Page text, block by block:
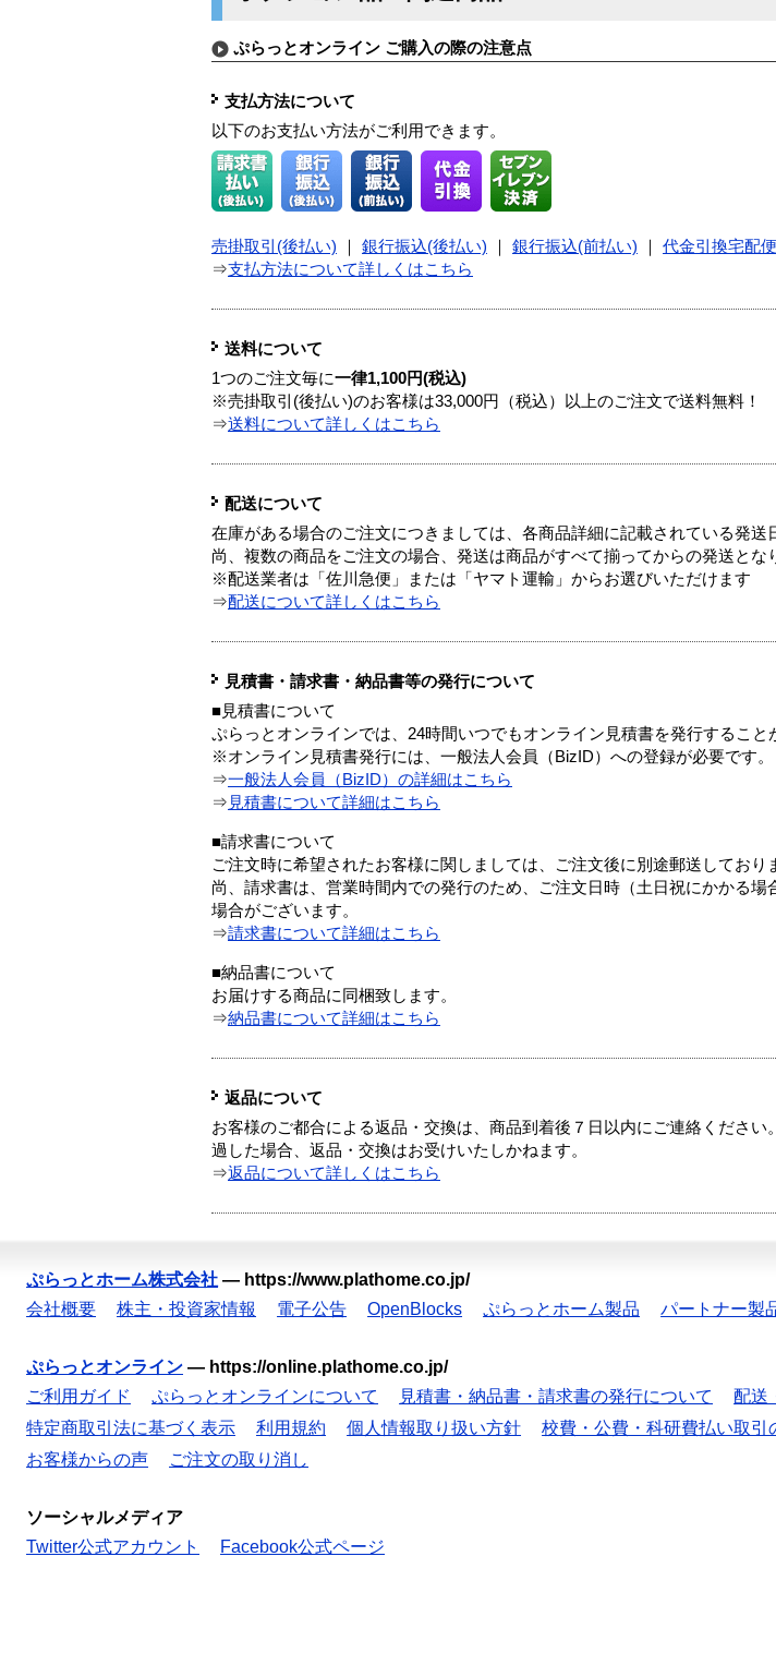
ぷらっとオンライン ご購入の際の注意点
支払方法について
以下のお支払い方法がご利用できます。
売掛取引(後払い) 銀行振込(後払い) 銀行振込(前払い) 代金引換宅配便
⇒支払方法について詳しくはこちら
送料について
1つのご注文毎に一律1,100円(税込)
※売掛取引(後払い)のお客様は33,000円（税込）以上のご注文で送料無料！
⇒送料について詳しくはこちら
配送について
在庫がある場合のご注文につきましては、各商品詳細に記載されている発送
尚、複数の商品をご注文の場合、発送は商品がすべて揃ってからの発送とな
※配送業者は「佐川急便」または「ヤマト運輸」からお選びいただけます
⇒配送について詳しくはこちら
見積書・請求書・納品書等の発行について
■見積書について
ぷらっとオンラインでは、24時間いつでもオンライン見積書を発行すること
※オンライン見積書発行には、一般法人会員（BizID）への登録が必要です。
⇒一般法人会員（BizID）の詳細はこちら
⇒ 見積書について詳細はこちら
■請求書について
ご注文時に希望されたお客様に関しましては、ご注文後に別途郵送しており
尚、請求書は、営業時間内での発行のため、ご注文日時（土日祝にかかる
場合がございます。
⇒請求書について詳細はこちら
■納品書について
お届けする商品に同梱致します。
⇒納品書について詳細はこちら
返品について
お客様のご都合による返品・交換は、商品到着後７日以内にご連絡くださ
過した場合、返品・交換はお受けいたしかねます。
⇒返品について詳しくはこちら
ぷらっとホーム株式会社 — https://www.plathome.co.jp/
会社概要
株主・投資家情報 電子公告 OpenBlocks ぷらっとホーム製品 パートナー製
ぷらっとオンライン — https://online.plathome.co.jp/
ご利用ガイド
ぷらっとオンラインについて 見積書・納品書・請求書の発行について 配送
特定商取引法に基づく表示
利用規約 個人情報取り扱い方針 校費・公費・科研費払い取引
お客様からの声
ご注文の取り消し
ソーシャルメディア
Twitter公式アカウント
Facebook公式ページ